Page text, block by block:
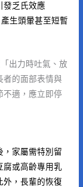
發乏氏效應
生頭暈甚至短暫
出力時吐氣、放
者的面部表情與
不適，應立即停
，家屬需特別留
腐或高齡專用乳
外，長輩的恢復